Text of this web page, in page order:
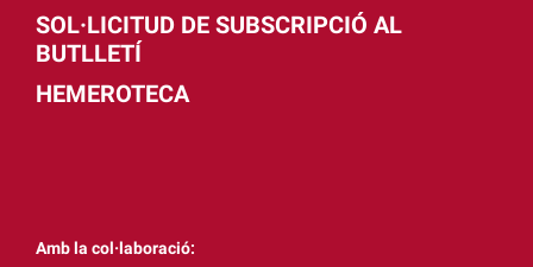
SOL·LICITUD DE SUBSCRIPCIÓ AL
BUTLLETÍ
HEMEROTECA
Amb la col·laboració: